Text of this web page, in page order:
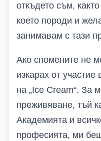
откъдето съм,
което породи и
занимавам с тази
Ако спомените не
изкарах от
на „Ice Cream“. За
преживяване, тъй
Академията и
професията, ми